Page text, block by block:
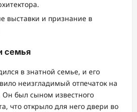
выставки и признание в
семья
в знатной семье, и его
неизгладимый отпечаток на
Он был сыном известного
что открыло для него двери во